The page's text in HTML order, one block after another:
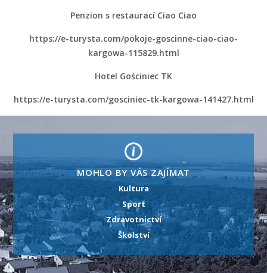
Penzion s restaurací Ciao Ciao
https://e-turysta.com/pokoje-goscinne-ciao-ciao-
kargowa-115829.html
Hotel Gościniec TK
https://e-turysta.com/gosciniec-tk-kargowa-141427.html
MOHLO BY VÁS ZAJÍMAT
Kultura
Sport
Zdravotnictví
Školství